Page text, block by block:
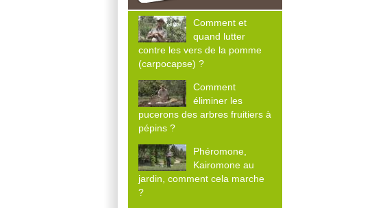
Comment et
quand lutter
contre les vers de la pomme
(carpocapse) ?
Comment
éliminer les
pucerons des arbres fruitiers à
pépins ?
Phéromone,
Kairomone au
jardin, comment cela marche
?